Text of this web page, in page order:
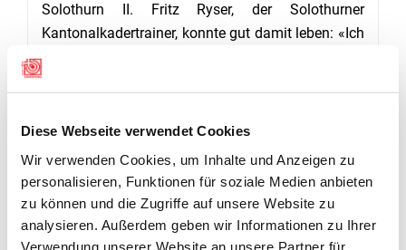
Diese Webseite verwendet Cookies
Wir verwenden Cookies, um Inhalte und Anzeigen zu
personalisieren, Funktionen für soziale Medien anbieten
zu können und die Zugriffe auf unsere Website zu
analysieren. Außerdem geben wir Informationen zu Ihrer
Verwendung unserer Website an unsere Partner für
Solothurn II. Fritz Ryser, der Solothurner
Kantonalkadertrainer, konnte gut damit leben: «Ich
Probe stellte.» (Wolfgang Rytz)
GALERIE